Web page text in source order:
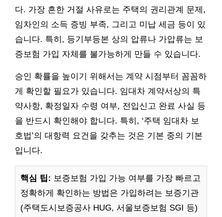
다. 가장 흔한 거절 사유로는 주택의 권리관계 문제,
임차인의 소득 증빙 부족, 그리고 미납 세금 등이 있
습니다. 특히, 등기부등본 상의 압류나 가압류는 보
증보험 가입 자체를 불가능하게 만들 수 있습니다.
승인 확률을 높이기 위해서는 계약 시점부터 꼼꼼하
게 확인할 필요가 있습니다. 임대차 계약서상의 특
약사항, 확정일자 수령 여부, 전입신고 완료 사실 등
을 반드시 확인해야 합니다. 특히, ‘주택 임대차 보
호법’의 대항력 요건을 갖추는 것은 기본 중의 기본
입니다.
핵심 팁: 보증보험 가입 가능 여부를 가장 빠르고
정확하게 확인하는 방법은 가입하려는 보증기관
(주택도시보증공사 HUG, 서울보증보험 SGI 등)